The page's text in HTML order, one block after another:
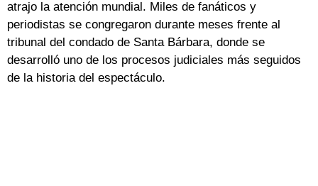
atrajo la atención mundial. Miles de fanáticos y
periodistas se congregaron durante meses frente al
tribunal del condado de Santa Bárbara, donde se
desarrolló uno de los procesos judiciales más seguidos
de la historia del espectáculo.